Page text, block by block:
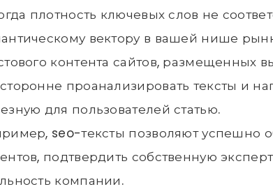
плотность ключевых слов не
вектору в вашей нише
контента сайтов, размещенных
проанализировать тексты и
для пользователей статью.
seo-тексты позволяют успешно
подтвердить собственную
компании.